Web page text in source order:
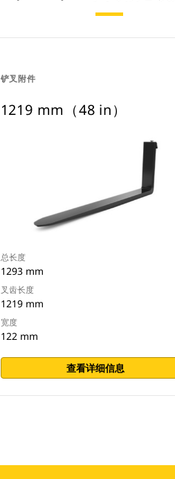
铲叉附件
1219 mm（48 in）
总长度
1293 mm
叉齿长度
1219 mm
宽度
122 mm
查看详细信息